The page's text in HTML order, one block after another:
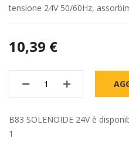
tensione 24V 50/60Hz,
10,39 €
B83 SOLENOIDE 24V è
1